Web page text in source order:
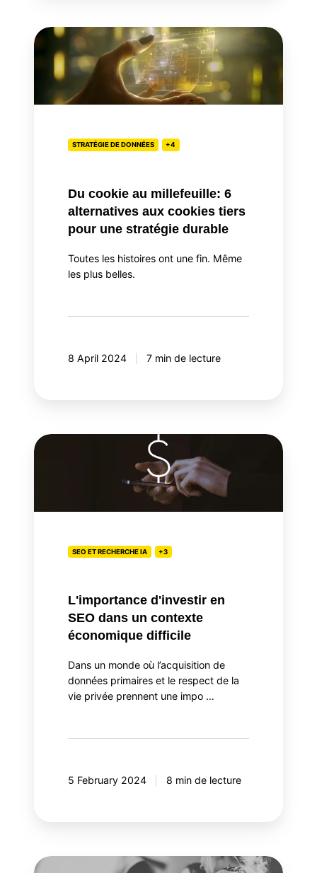
Du
cookie
millefeuille:
6
stratégie
STRATÉGIE DE DONNÉES +4
Du cookie au millefeuille: 6
alternatives aux cookies tiers
pour une stratégie durable
Toutes les histoires ont une fin. Même
les plus belles.
8 April 2024 7 min de lecture
L'importance
dans
contexteSEO ET RECHERCHE IA +3
L'importance d'investir en
SEO dans un contexte
économique difficile
Dans un monde où l’acquisition de
données primaires et le respect de la
vie privée prennent une impo …
5 February 2024 8 min de lecture
Le